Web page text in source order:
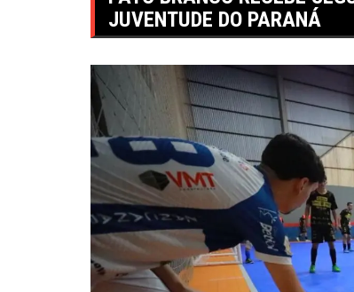
JUVENTUDE DO PARANÁ